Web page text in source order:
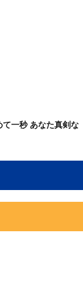
て一秒 あなた真剣な